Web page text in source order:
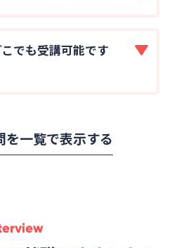
でも受講可能です
を一覧で表示する